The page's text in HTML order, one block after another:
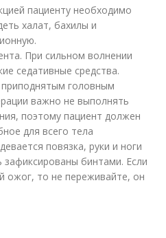
пациенту необходимо
халат, бахилы и
При сильном волнении
седативные средства.
головным
важно не выполнять
поэтому пациент должен
для всего тела
повязка, руки и ноги
бинтами. Если
ожог, то не переживайте, он